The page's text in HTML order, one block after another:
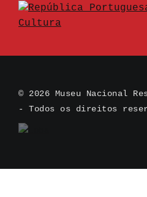
© 2026 Museu Nacional
- Todos os direitos